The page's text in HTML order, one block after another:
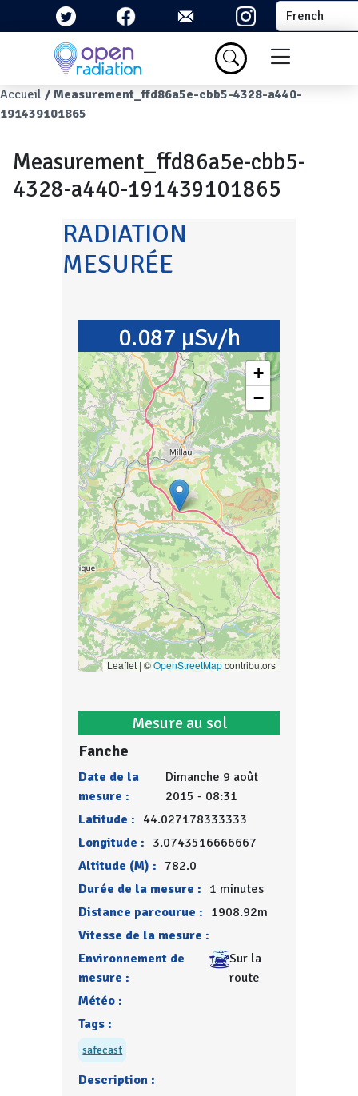
Aller au contenu principal Select your
Menu du
Fil d'Ariane
Accueil
Measurement_ffd86a5e-cbb5-4328-a440-
191439101865
Measurement_ffd86a5e-cbb5-
4328-a440-191439101865
RADIATION
MESURÉE
0.087 µSv/h
+
−
Leaflet | ©OpenStreetMapcontributors
Mesure au sol
Fanche
Date de la
mesure :
Dimanche 9 août
2015 - 08:31
Latitude : 44.027178333333
Longitude : 3.0743516666667
Altitude (M) : 782.0
Durée de la mesure : 1 minutes
Distance parcourue : 1908.92m
Vitesse de la mesure :
Environnement de
mesure :
Sur la
route
Météo :
Tags :
safecast
Description :